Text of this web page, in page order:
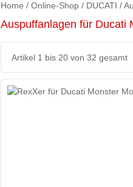
Home / Online-Shop / DUCATI /
Auspuffanlagen für Ducati
Artikel 1 bis 20 von 32 gesamt